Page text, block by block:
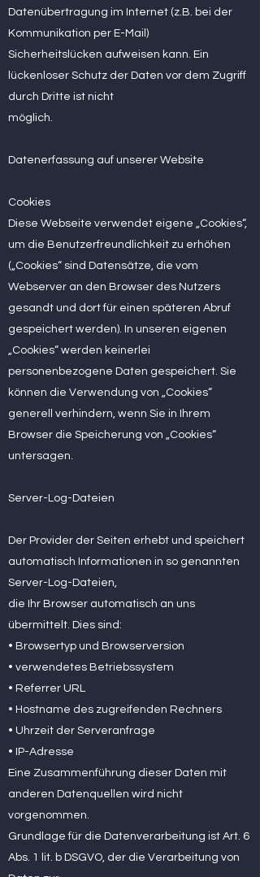
Datenübertragung im Internet (z.B. bei der
Kommunikation per E-Mail)
Sicherheitslücken aufweisen kann. Ein
lückenloser Schutz der Daten vor dem Zugriff
durch Dritte ist nicht
möglich.
Datenerfassung auf unserer Website
Cookies
Diese Webseite verwendet eigene „Cookies“,
um die Benutzerfreundlichkeit zu erhöhen
(„Cookies“ sind Datensätze, die vom
Webserver an den Browser des Nutzers
gesandt und dort für einen späteren Abruf
gespeichert werden). In unseren eigenen
„Cookies“ werden keinerlei
personenbezogene Daten gespeichert. Sie
können die Verwendung von „Cookies“
generell verhindern, wenn Sie in Ihrem
Browser die Speicherung von „Cookies“
untersagen.
Server-Log-Dateien
Der Provider der Seiten erhebt und speichert
automatisch Informationen in so genannten
Server-Log-Dateien,
die Ihr Browser automatisch an uns
übermittelt. Dies sind:
• Browsertyp und Browserversion
• verwendetes Betriebssystem
• Referrer URL
• Hostname des zugreifenden Rechners
• Uhrzeit der Serveranfrage
• IP-Adresse
Eine Zusammenführung dieser Daten mit
anderen Datenquellen wird nicht
vorgenommen.
Grundlage für die Datenverarbeitung ist Art. 6
Abs. 1 lit. b DSGVO, der die Verarbeitung von